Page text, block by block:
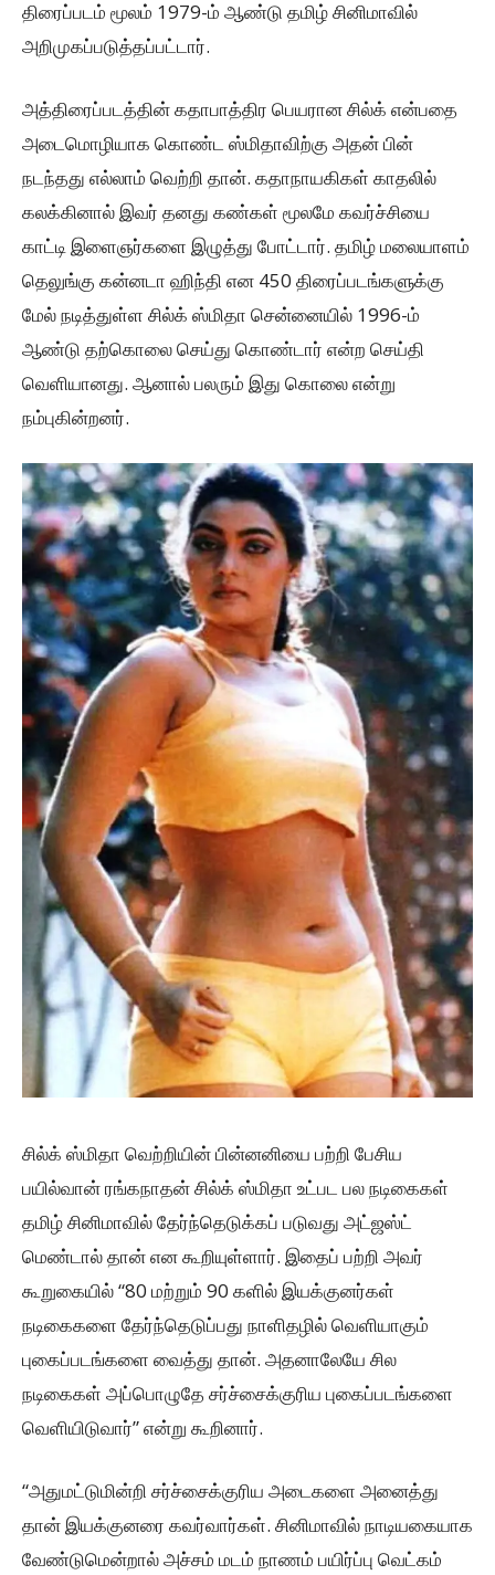
திரைப்படம் மூலம் 1979-ம் ஆண்டு தமிழ் சினிமாவில்
அறிமுகப்படுத்தப்பட்டார்.
அத்திரைப்படத்தின் கதாபாத்திர பெயரான சில்க் என்பதை
அடைமொழியாக கொண்ட ஸ்மிதாவிற்கு அதன் பின்
நடந்தது எல்லாம் வெற்றி தான். கதாநாயகிகள் காதலில்
கலக்கினால் இவர் தனது கண்கள் மூலமே கவர்ச்சியை
காட்டி இளைஞர்களை இழுத்து போட்டார். தமிழ் மலையாளம்
தெலுங்கு கன்னடா ஹிந்தி என 450 திரைப்படங்களுக்கு
மேல் நடித்துள்ள சில்க் ஸ்மிதா சென்னையில் 1996-ம்
ஆண்டு தற்கொலை செய்து கொண்டார் என்ற செய்தி
வெளியானது. ஆனால் பலரும் இது கொலை என்று
நம்புகின்றனர்.
சில்க் ஸ்மிதா வெற்றியின் பின்னனியை பற்றி பேசிய
பயில்வான் ரங்கநாதன் சில்க் ஸ்மிதா உட்பட பல நடிகைகள்
தமிழ் சினிமாவில் தேர்ந்தெடுக்கப் படுவது அட்ஜஸ்ட்
மெண்டால் தான் என கூறியுள்ளார். இதைப் பற்றி அவர்
கூறுகையில் “80 மற்றும் 90 களில் இயக்குனர்கள்
நடிகைகளை தேர்ந்தெடுப்பது நாளிதழில் வெளியாகும்
புகைப்படங்களை வைத்து தான். அதனாலேயே சில
நடிகைகள் அப்பொழுதே சர்ச்சைக்குரிய புகைப்படங்களை
வெளியிடுவார்” என்று கூறினார்.
“அதுமட்டுமின்றி சர்ச்சைக்குரிய அடைகளை அனைத்து
தான் இயக்குனரை கவர்வார்கள். சினிமாவில் நாடியகையாக
வேண்டுமென்றால் அச்சம் மடம் நாணம் பயிர்ப்பு வெட்கம்